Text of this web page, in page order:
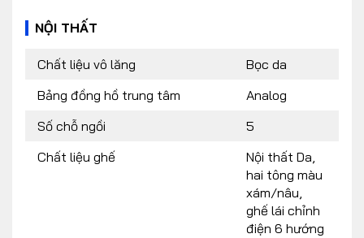
NỘI THẤT
Chất liệu vô lăng
Bọc da
Bảng đồng hồ trung tâm
Analog
Số chỗ ngồi
5
Chất liệu ghế
Nội thất Da,
hai tông màu
xám/nâu,
ghế lái chỉnh
điện 6 hướng